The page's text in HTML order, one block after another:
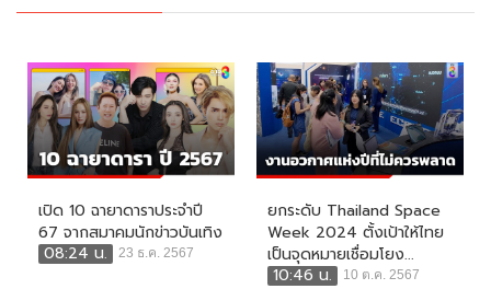
เปิด 10 ฉายาดาราประจำปี
67 จากสมาคมนักข่าวบันเทิง
08:24 น.
23 ธ.ค. 2567
ยกระดับ Thailand Space
Week 2024 ตั้งเป้าให้ไทย
เป็นจุดหมายเชื่อมโยง...
10:46 น.
10 ต.ค. 2567